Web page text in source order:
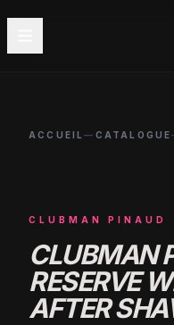
ACCUEIL— CATALOGUE
CLUBMAN PINAUD
CLUBMAN
RESERVE
AFTER